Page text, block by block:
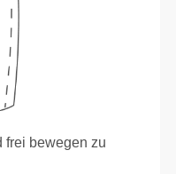
frei bewegen zu